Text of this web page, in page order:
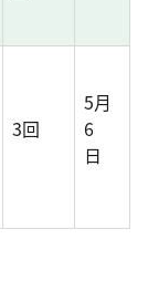
3回
5月
6
日